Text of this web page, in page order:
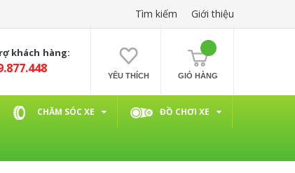
Tìm kiếm Giới thiệu
khách hàng:
YÊU THÍCH GIỎ HÀNG
CHĂM SÓC XE ĐỒ CHƠI XE